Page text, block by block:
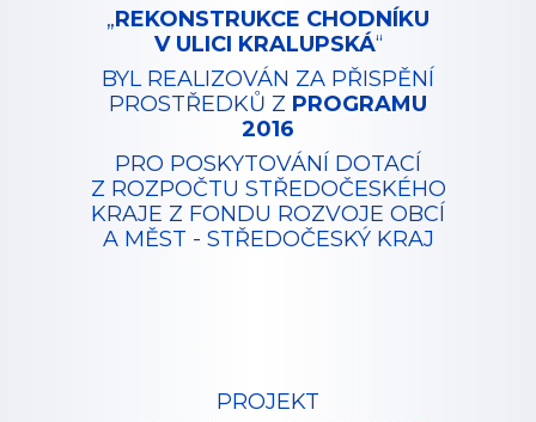
„REKONSTRUKCE CHODNÍKU
V ULICI KRALUPSKÁ“
BYL REALIZOVÁN ZA PŘISPĚNÍ
PROSTŘEDKŮ Z PROGRAMU
2016
PRO POSKYTOVÁNÍ DOTACÍ
Z ROZPOČTU STŘEDOČESKÉHO
KRAJE Z FONDU ROZVOJE OBCÍ
A MĚST - STŘEDOČESKÝ KRAJ
PROJEKT